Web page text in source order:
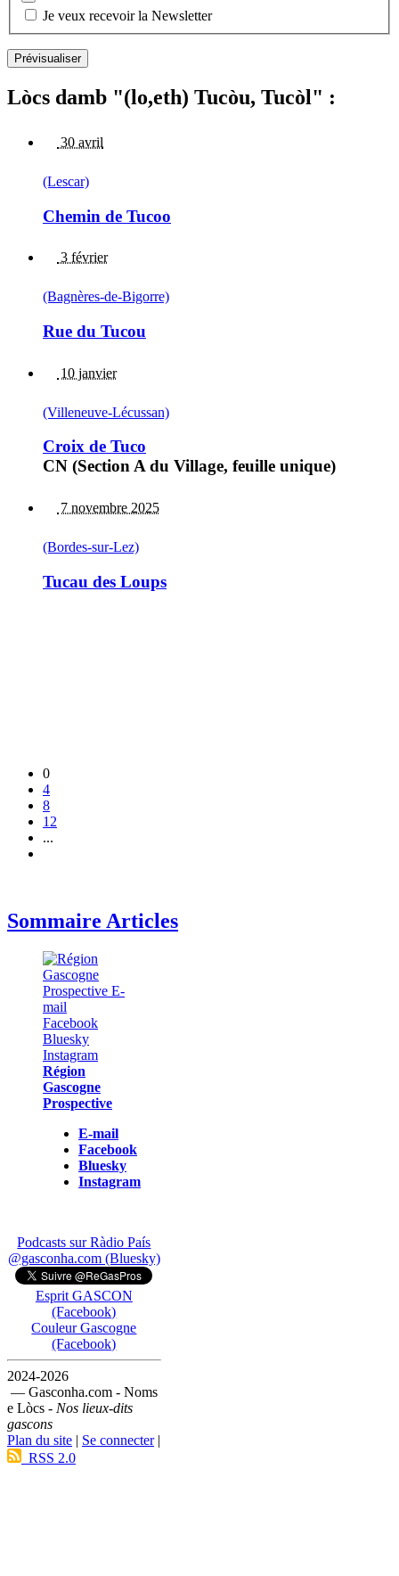
Je veux recevoir la Newsletter
Lòcs damb "(lo,eth) Tucòu, Tucòl" :
30 avril
(Lescar)
Chemin de Tucoo
3 février
(Bagnères-de-Bigorre)
Rue du Tucou
10 janvier
(Villeneuve-Lécussan)
Croix de Tuco
CN (Section A du Village, feuille unique)
7 novembre 2025
(Bordes-sur-Lez)
Tucau des Loups
0
4
8
12
...
Sommaire Articles
Région
Gascogne
Prospective
E-mail
Facebook
Bluesky
Instagram
Podcasts sur Ràdio País
@gasconha.com (Bluesky)
Esprit GASCON
(Facebook)
Couleur Gascogne
(Facebook)
2024-2026
— Gasconha.com - Noms
e Lòcs - Nos lieux-dits
gascons
Plan du site | Se connecter|
RSS 2.0